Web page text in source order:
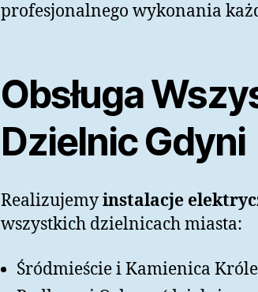
profesjonalnego wykonania
Obsługa
Dzielnic Gdyni
Realizujemyinstalacje
wszystkich dzielnicach miasta:
Śródmieście i Kamienica